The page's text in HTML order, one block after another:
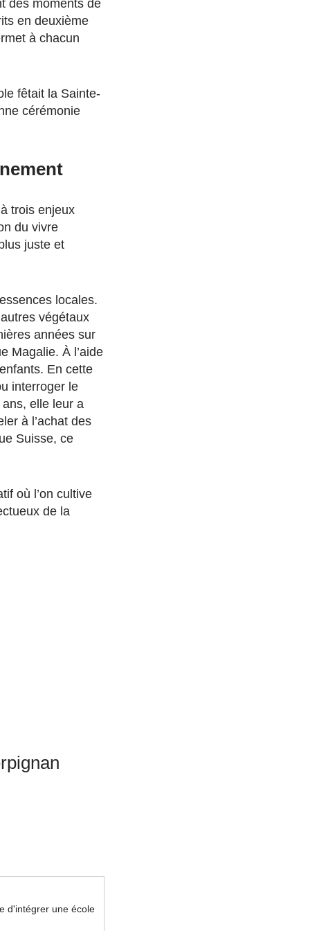
des moments de
en deuxième
à chacun
fêtait la Sainte-
cérémonie
trois enjeux
du vivre
juste et
locales.
végétaux
années sur
Magalie. À l’aide
En cette
interroger le
elle leur a
à l’achat des
Suisse, ce
où l’on cultive
de la
d'intégrer une école